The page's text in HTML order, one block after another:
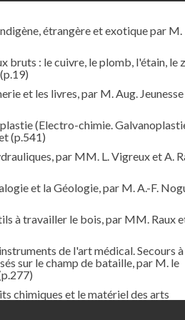
étrangère et exotique par M.
bruts : le cuivre, le plomb, l'étain, le
(p.19)
et les livres, par M. Aug. Jeunesse
(Electro-chimie.
(p.541)
par MM. L. Vigreux et A.
et la Géologie, par M. A.-F.
à travailler le bois, par MM. Raux
de l'art médical. Secours à
sur le champ de bataille, par M. le
chimiques et le matériel des arts